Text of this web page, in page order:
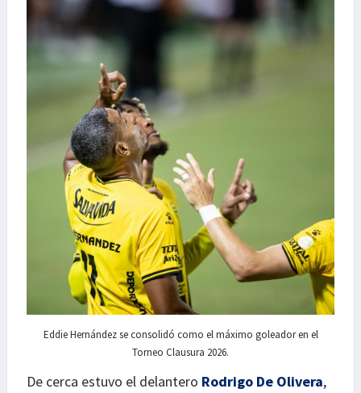
Eddie Hernández se consolidó como el máximo goleador en el
Torneo Clausura 2026.
De cerca estuvo el delantero Rodrigo De Olivera,